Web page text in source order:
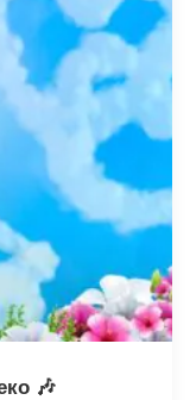
🎶